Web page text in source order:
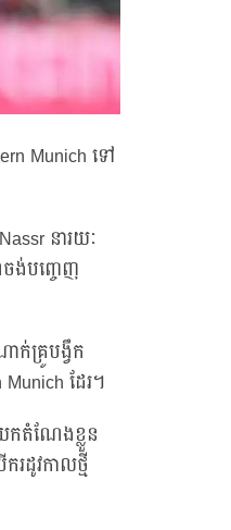
Munich ទៅ
នារយៈ
ង់បញ្ចេញ
ក់គ្រូបង្វឹក
ដែរ។
យកតំណែងខ្លួន
រដូវកាលថ្មី